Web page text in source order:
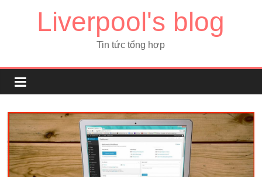
Liverpool's blog
Tin tức tổng hợp